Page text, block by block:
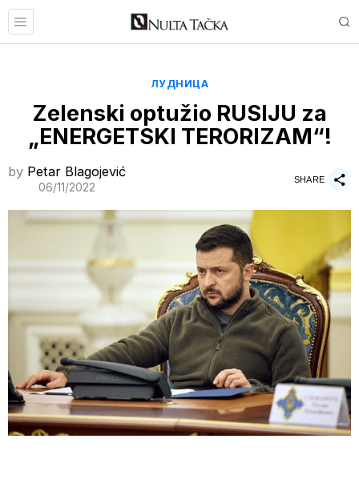
ЛУДНИЦА
Zelenski optužio RUSIJU za
„ENERGETSKI TERORIZAM“!
by Petar Blagojević
06/11/2022
SHARE